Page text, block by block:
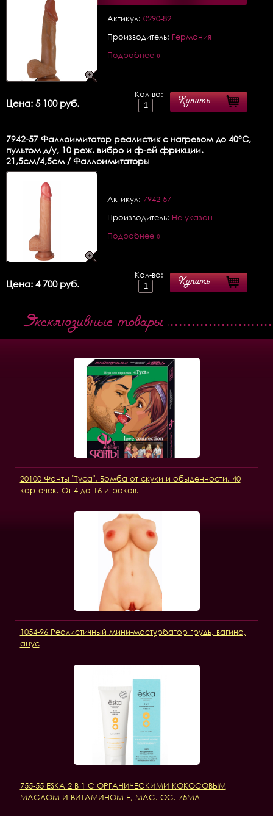
Актикул: 0290-82
Производитель: Германия
Подробнее »
Цена: 5 100 руб.
Кол-во:
Купить
7942-57 Фаллоимитатор реалистик с нагревом до 40°C,
пультом д/у, 10 реж. вибро и ф-ей фрикции.
21,5см/4,5см / Фаллоимитаторы
Актикул: 7942-57
Производитель: Не указан
Подробнее »
Цена: 4 700 руб.
Кол-во:
Купить
Эксклюзивные товары
20100 Фанты "Туса". Бомба от скуки и обыденности. 40
карточек. От 4 до 16 игроков.
1054-96 Реалистичный мини-мастурбатор грудь, вагина,
анус
755-55 ESKA 2 В 1 С ОРГАНИЧЕСКИМИ КОКОСОВЫМ
МАСЛОМ И ВИТАМИНОМ Е, МАС. ОС. 75МЛ